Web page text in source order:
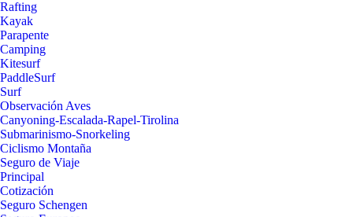
Rafting
Kayak
Parapente
Camping
Kitesurf
PaddleSurf
Surf
Observación Aves
Canyoning-Escalada-Rapel-Tirolina
Submarinismo-Snorkeling
Ciclismo Montaña
Seguro de Viaje
Principal
Cotización
Seguro Schengen